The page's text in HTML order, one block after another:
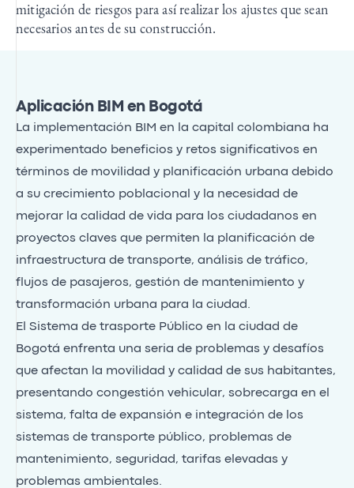
mitigación de riesgos para así realizar los ajustes que sean
necesarios antes de su construcción.
Aplicación BIM en Bogotá
La implementación BIM en la capital colombiana ha
experimentado beneficios y retos significativos en
términos de movilidad y planificación urbana debido
a su crecimiento poblacional y la necesidad de
mejorar la calidad de vida para los ciudadanos en
proyectos claves que permiten la planificación de
infraestructura de transporte, análisis de tráfico,
flujos de pasajeros, gestión de mantenimiento y
transformación urbana para la ciudad.
El Sistema de trasporte Público en la ciudad de
Bogotá enfrenta una seria de problemas y desafíos
que afectan la movilidad y calidad de sus habitantes,
presentando congestión vehicular, sobrecarga en el
sistema, falta de expansión e integración de los
sistemas de transporte público, problemas de
mantenimiento, seguridad, tarifas elevadas y
problemas ambientales.